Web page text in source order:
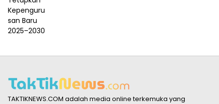
TAKTIKNEWS.COM adalah media online terkemuka yang